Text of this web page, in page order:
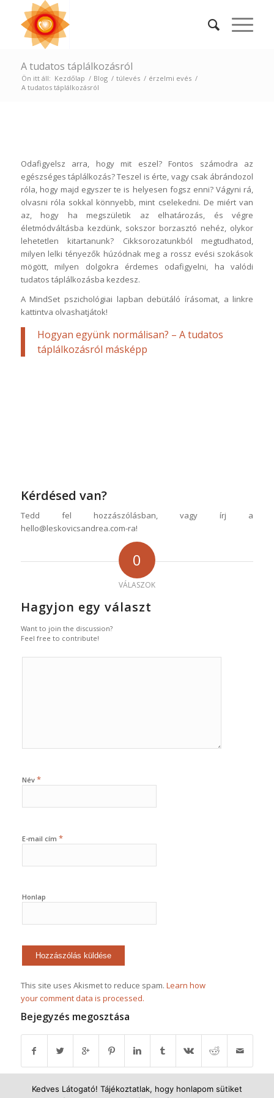
A tudatos táplálkozásról
Ön itt áll: Kezdőlap / Blog / túlevés / érzelmi evés /
A tudatos táplálkozásról
Odafigyelsz arra, hogy mit eszel? Fontos számodra az
egészséges táplálkozás? Teszel is érte, vagy csak ábrándozol
róla, hogy majd egyszer te is helyesen fogsz enni? Vágyni rá,
olvasni róla sokkal könnyebb, mint cselekedni. De miért van
az, hogy ha megszületik az elhatározás, és végre
életmódváltásba kezdünk, sokszor borzasztó nehéz, olykor
lehetetlen kitartanunk? Cikksorozatunkból megtudhatod,
milyen lelki tényezők húzódnak meg a rossz evési szokások
mögött, milyen dolgokra érdemes odafigyelni, ha valódi
tudatos táplálkozásba kezdesz.
A MindSet pszichológiai lapban debütáló írásomat, a linkre
kattintva olvashatjátok!
Hogyan együnk normálisan? – A tudatos
táplálkozásról másképp
Kérdésed van?
Tedd fel hozzászólásban, vagy írj a
hello@leskovicsandrea.com-ra!
0
VÁLASZOK
Hagyjon egy választ
Want to join the discussion?
Feel free to contribute!
Név *
E-mail cím *
Honlap
This site uses Akismet to reduce spam. Learn how
your comment data is processed.
Bejegyzés megosztása
Kedves Látogató! Tájékoztatlak, hogy honlapom sütiket